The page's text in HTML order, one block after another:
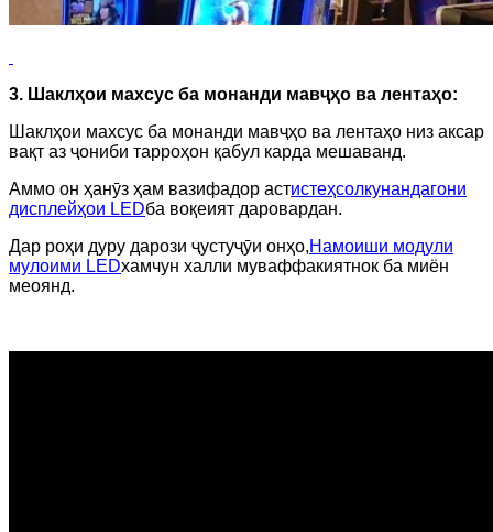
3. Шаклҳои махсус ба монанди мавҷҳо ва лентаҳо:
Шаклҳои махсус ба монанди мавҷҳо ва лентаҳо низ аксар
вақт аз ҷониби тарроҳон қабул карда мешаванд.
Аммо он ҳанӯз ҳам вазифадор астистеҳсолкунандагони
дисплейҳои LEDба воқеият даровардан.
Дар роҳи дуру дарози ҷустуҷӯи онҳо,Намоиши модули
мулоими LEDхамчун халли муваффакиятнок ба миён
меоянд.